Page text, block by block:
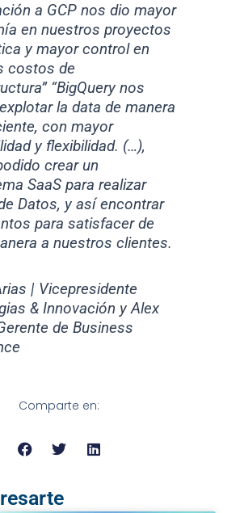
a GCP nos dio mayor
en nuestros proyectos
y mayor control en
costos de
“BigQuery nos
la data de manera
con mayor
y flexibilidad. (…),
crear un
SaaS para realizar
Datos, y así encontrar
para satisfacer de
a nuestros clientes.
| Vicepresidente
& Innovación y Alex
de Business
Comparte en: